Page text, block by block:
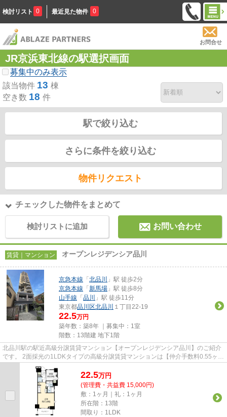
検討リスト 0 最近見た物件 0
お問合せ
JR京浜東北線の駅選択画面
募集中のみ表示
該当物件 13 棟
空き数 18 件
駅で絞り込む
さらに条件を絞り込む
物件リクエスト
チェックした物件をまとめて
検討リストに追加 お問い合わせ
賃貸｜マンション オープンレジデンシア品川
京急本線 「 北品川
」駅 徒歩2分
京急本線 「 新馬場 」駅 徒歩8分
山手線 「 品川
」駅 徒歩11分
東京都品川区北品川 １丁目22-19
22.5万円
築年数：築8年 ｜募集中： 1室
階数：13階建 地下1階
北品川駅の駅近高級分譲賃貸マンション【オープンレジデンシア品川】のご紹介
です。 2面採光の1LDKタイプの高級分譲賃貸マンションは【仲介手数料0.55ヶ
月】です。 ペット相談可！小...
22.5万円
(管理費・共益費 15,000円)
敷：1ヶ月｜礼：1ヶ月
所在階：13階
間取り：1LDK